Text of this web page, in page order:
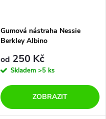
Gumová nástraha Nessie
Berkley Albino
od 250 Kč
Skladem >5 ks
ZOBRAZIT